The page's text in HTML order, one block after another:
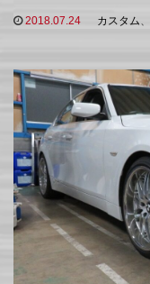
2018.07.24 カスタム、